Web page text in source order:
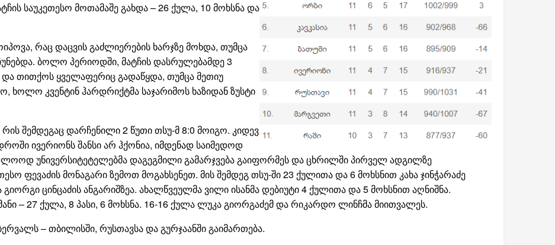
საუკეთესო მოთამაშე გახდა – 26 ქულა, 10 მოხსნა და
რაც დაცვის გაძლიერების ხარჯზე მოხდა, თუმცა
ბოლო პერიოდში, მატჩის დასრულებამდე 3
თითქოს ყველაფერიც გადაწყდა, თუმცა მეთიუ
ხოლო კვენტინ ჰარდრიქტმა საჯარიმოს ხაზიდან ზუსტი
შემდეგაც დარჩენილი 2 წუთი თსუ-მ 8:0 მოიგო. კიდევ
ივერიონს შანსი არ ჰქონია, იმდენად საიმედოდ
უნივერსიტეტელებმა დაგეგმილი გამარჯვება გაიფორმეს და ცხრილში პირველ ადგილზე
ფევაძის მონაგარი ზემოთ მოგახსენეთ. მის შემდეგ თსუ-ში 23 ქულითა და 6 მოხსნით კახა ჯინჭარაძე
ცინცაძის ანგარიშზეა. ახალწვეულმა ვილი ისანმა დებიუტი 4 ქულითა და 5 მოხსნით აღნიშნა.
– 27 ქულა, 8 პასი, 6 მოხსნა. 16-16 ქულა ლუკა გიორგაძემ და რიკარდო ლინჩმა მიითვალეს.
– თბილისში, რუსთავსა და გურჯაანში გაიმართება.